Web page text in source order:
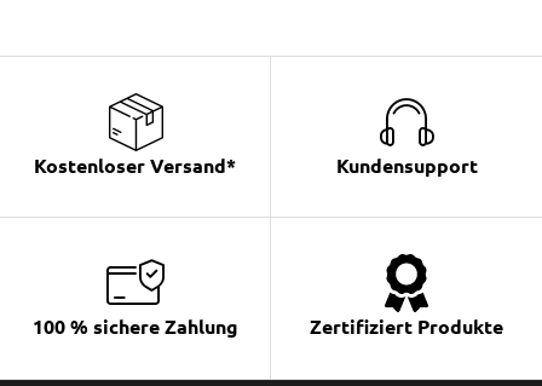
Kostenloser Versand* Kundensupport
100 % sichere Zahlung Zertifiziert Produkte